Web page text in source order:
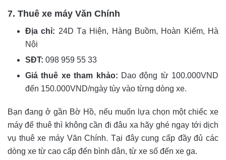
7. Thuê xe máy Văn Chính
Địa chỉ: 24D Tạ Hiện, Hàng Buồm, Hoàn Kiếm, Hà
Nội
SĐT: 098 959 55 33
Giá thuê xe tham khảo: Dao động từ 100.000VND
đến 150.000VND/ngày tùy vào từng dòng xe.
Bạn đang ở gần Bờ Hồ, nếu muốn lựa chọn một chiếc xe
máy để thuê thì không cần đi đâu xa hãy ghé ngay tới dịch
vụ thuê xe máy Văn Chính. Tại đây cung cấp đầy đủ các
dòng xe từ cao cấp đến bình dân, từ xe số đến xe ga.